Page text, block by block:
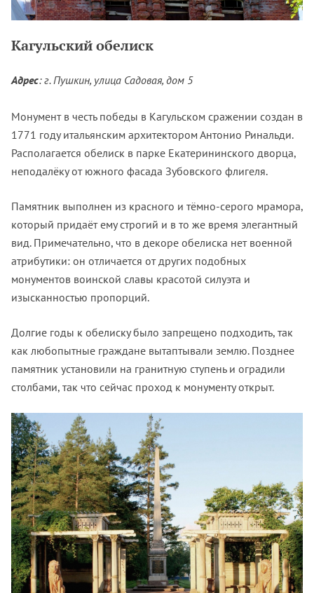
Кагульский обелиск
Адрес: г. Пушкин, улица Садовая, дом 5
Монумент в честь победы в Кагульском сражении создан в
1771 году итальянским архитектором Антонио Ринальди.
Располагается обелиск в парке Екатерининского дворца,
неподалёку от южного фасада Зубовского флигеля.
Памятник выполнен из красного и тёмно-серого мрамора,
который придаёт ему строгий и в то же время элегантный
вид. Примечательно, что в декоре обелиска нет военной
атрибутики: он отличается от других подобных
монументов воинской славы красотой силуэта и
изысканностью пропорций.
Долгие годы к обелиску было запрещено подходить, так
как любопытные граждане вытаптывали землю. Позднее
памятник установили на гранитную ступень и оградили
столбами, так что сейчас проход к монументу открыт.